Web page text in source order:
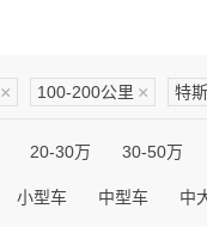
× 100-200公里 × 特
20-30万 30-50万
小型车 中型车 中